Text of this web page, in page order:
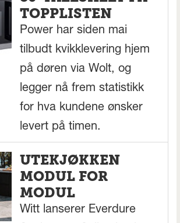
TOPPLISTEN
Power har siden mai
tilbudt kvikklevering hjem
på døren via Wolt, og
legger nå frem statistikk
for hva kundene ønsker
levert på timen.
UTEKJØKKEN
MODUL FOR
MODUL
Witt lanserer Everdure